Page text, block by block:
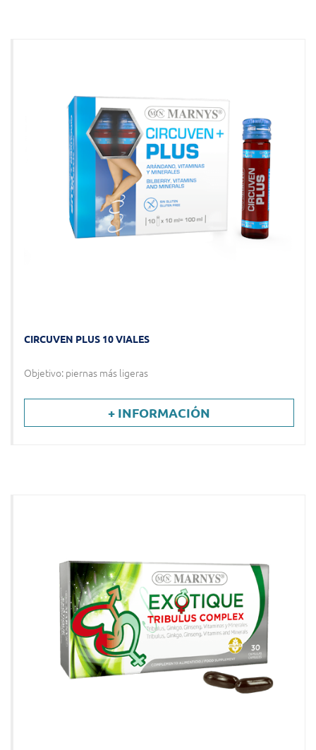
CIRCUVEN PLUS 10 VIALES
Objetivo: piernas más ligeras
+ INFORMACIÓN